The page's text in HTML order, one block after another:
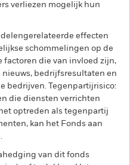
verliezen mogelijk hun
effecten
schommelingen op de
factoren die van invloed zijn,
bedrijfsresultaten en
bedrijven. Tegenpartijrisico:
die diensten verrichten
optreden als tegenpartij
kan het Fonds aan
van dit fonds